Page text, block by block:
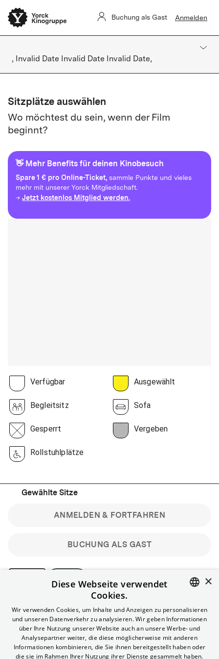
Buchung als Gast Anmelden
, Invalid Date Invalid Date Invalid Date,
Sitzplätze auswählen
Wo möchtest du sein, wenn der Film
beginnt?
👋 Mehr Benefits für deinen Kinobesuch
Spare1 € pro Online-Ticket, sammle Punkte und vieles
mehr mit unserer Yorck Mitgliedschaft.
→ Jetzt kostenlos Mitglied werden.
Verfügbar Ausgewählt
Begleitsitz Sofa
Gesperrt Vergeben
Rollstuhlplätze
Gewählte Sitze
BUCHUNG ALS GAST
ANMELDEN & FORTFAHREN
Bitte beachte: Gastbuchungen sind nicht stornierbar.
Registriere dich kostenlos für bis zu 90 min vor Filmbeginn
stornierbare Tickets für reguläre Vorstellungen.
Unlimited-Mitglied? Melde dich an, um deine Benefits
nutzen zu können.
ENGLISH
×
Diese Webseite verwendet
Cookies.
Wir verwenden Cookies, um Inhalte und Anzeigen zu personalisieren
und unseren Datenverkehr zu analysieren. Wir geben Informationen
über Ihre Nutzung unserer Website auch an unsere Werbe- und
Analysepartner weiter, die diese möglicherweise mit anderen
Informationen kombinieren, die Sie ihnen bereitgestellt haben oder
die sie im Rahmen Ihrer Nutzung ihrer Dienste gesammelt haben.